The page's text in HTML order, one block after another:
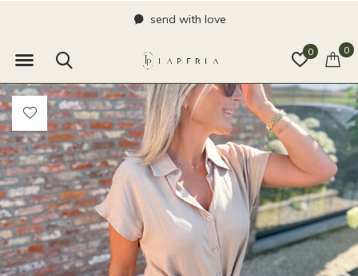
0 0
send with love